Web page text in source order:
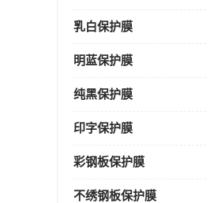
乳白保护膜
明蓝保护膜
纯黑保护膜
印字保护膜
彩钢板保护膜
不绣钢板保护膜